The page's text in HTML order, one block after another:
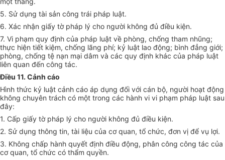
5. Sử dụng tài sản công trái pháp luật.
6. Xác nhận giấy tờ pháp lý cho người không đủ điều kiện.
7. Vi phạm quy định của pháp luật về phòng, chống tham nhũng;
thực hiện tiết kiệm, chống lãng phí; kỷ luật lao động; bình đẳng giới;
phòng, chống tệ nạn mại dâm và các quy định khác của pháp luật
liên quan đến công tác.
Điều 11. Cảnh cáo
Hình thức kỷ luật cảnh cáo áp dụng đối với cán bộ, người hoạt động
không chuyên trách có một trong các hành vi vi phạm pháp luật sau
đây:
1. Cấp giấy tờ pháp lý cho người không đủ điều kiện.
2. Sử dụng thông tin, tài liệu của cơ quan, tổ chức, đơn vị để vụ lợi.
3. Không chấp hành quyết định điều động, phân công công tác của
cơ quan, tổ chức có thẩm quyền.